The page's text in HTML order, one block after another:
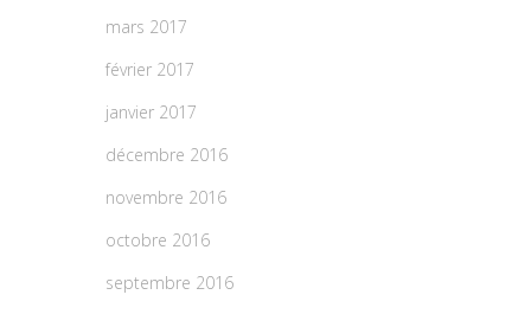
mars 2017
février 2017
janvier 2017
décembre 2016
novembre 2016
octobre 2016
septembre 2016